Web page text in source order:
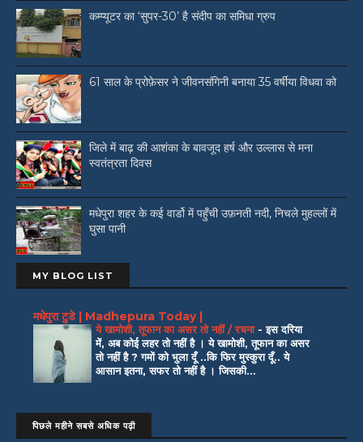
कम्प्यूटर का ‘सुपर-30’ है संदीप का समिधा ग्रुप
61 साल के प्रोफ़ेसर ने जीवनसंगिनी बनाया 35 वर्षीया विधवा को
जिले में बाढ़ की आशंका के बावजूद हर्ष और उल्लास से मना
स्वतंत्रता दिवस
मधेपुरा शहर के कई वार्डो में पहुँची उफ़नती नदी, निचले मुहल्लों में
घुसा पानी
MY BLOG LIST
मधेपुरा टुडे | Madhepura Today |
ये खामोशी, तूफान का असर तो नहीं / रचना -इस दरिया
में, अब कोई लहर तो नहीं है । ये खामोशी, तूफान का असर
तो नहीं है ? गमों को भुला दूँ ..कि फिर मुस्कुरा दूँ.. ये
आसान इतना, सफर तो नहीं है । जिसकी...
पिछले महीने सबसे अधिक पढ़ी